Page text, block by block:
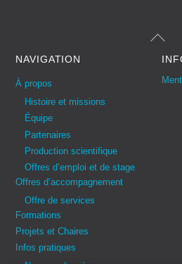
To
NAVIGATION
À propos
Histoire et missions
Équipe
Partenaires
Production scientifique
Offres d’emploi et de stage
Offres d’accompagnement
Offre de services
Formations
Projets et Chaires
Infos pratiques